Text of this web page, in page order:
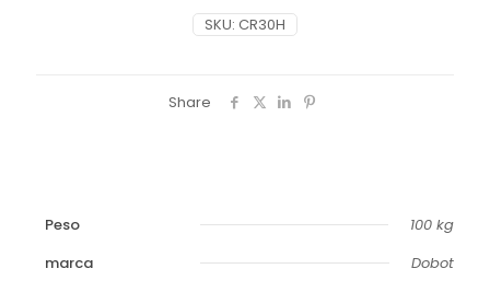
SKU: CR30H
Share
Peso
100 kg
marca
Dobot